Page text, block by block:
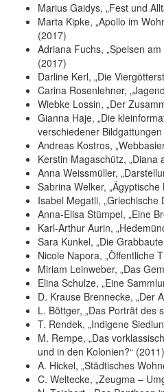
Marius Gaidys, „Fest und
Marta Kipke, „Apollo im
(2017)
Adriana Fuchs, „Speisen
(2017)
Darline Kerl, „Die
Carina Rosenlehner,
Wiebke Lossin, „Der
Gianna Haje, „Die
verschiedener
Andreas Kostros,
Kerstin Magaschütz, „Diana
Anna Weissmüller,
Sabrina Welker,
Isabel Megatli,
Anna-Elisa Stümpel, „Eine
Karl-Arthur Aurin,
Sara Kunkel, „Die
Nicole Napora, „Öffentliche
Miriam Leinweber, „Das
Elina Schulze, „Eine
D. Krause Brennecke, „Der
L. Böttger, „Das Porträt des
T. Rendek, „Indigene
M. Rempe, „Das
und in den Kolonien?“ (2011)
A. Hickel, „Städtisches
C. Weltecke, „Zeugma –